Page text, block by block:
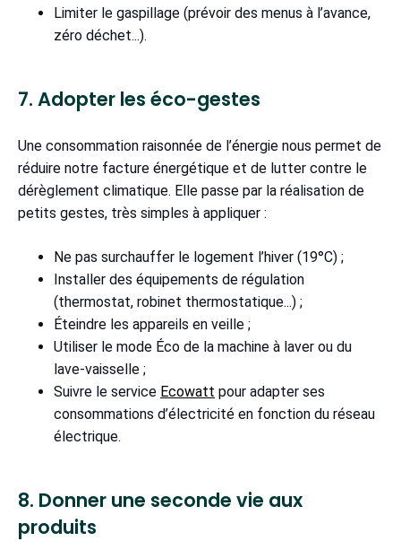
Limiter le gaspillage (prévoir des menus à l’avance,
zéro déchet...).
7. Adopter les éco-gestes
Une consommation raisonnée de l’énergie nous permet de
réduire notre facture énergétique et de lutter contre le
dérèglement climatique. Elle passe par la réalisation de
petits gestes, très simples à appliquer :
Ne pas surchauffer le logement l’hiver (19°C) ;
Installer des équipements de régulation
(thermostat, robinet thermostatique...) ;
Éteindre les appareils en veille ;
Utiliser le mode Éco de la machine à laver ou du
lave-vaisselle ;
Suivre le service Ecowatt pour adapter ses
consommations d’électricité en fonction du réseau
électrique.
8. Donner une seconde vie aux
produits